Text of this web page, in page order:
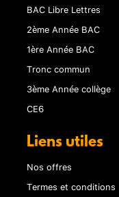
BAC Libre Lettres
2ème Année BAC
1ère Année BAC
Tronc commun
3ème Année collège
CE6
Liens utiles
Nos offres
Termes et conditions